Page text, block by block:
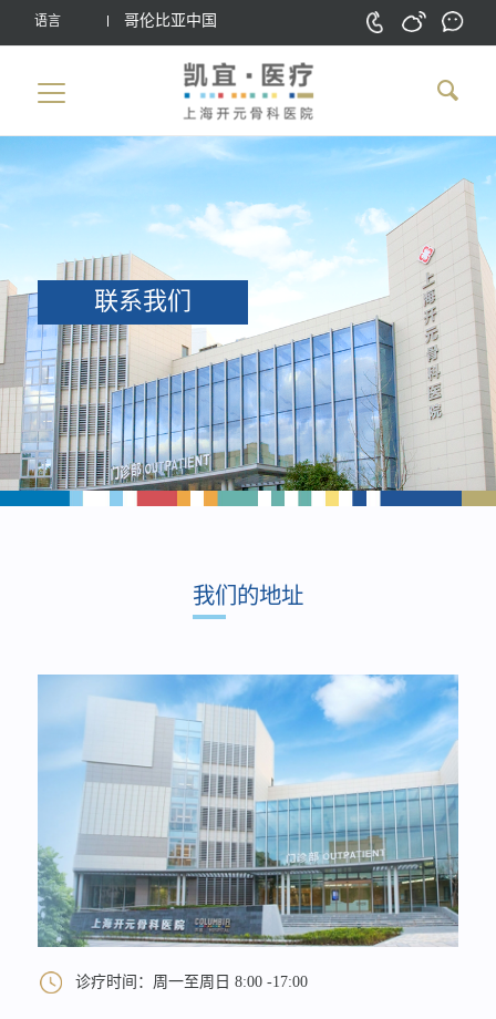
语言 哥伦比亚中国
联系我们
我们的地址
诊疗时间：周一至周日 8:00 -17:00